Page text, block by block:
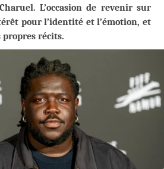
L’occasion de revenir sur
pour l’identité et l’émotion, et
propres récits.